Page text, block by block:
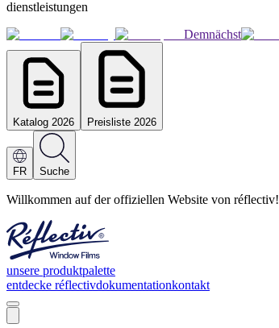
dienstleistungen
Demnächst
Katalog 2026 Preisliste 2026
FR Suche
Willkommen auf der offiziellen Website von
unsere produktpalette
entdecke réflectivdokumentationkontakt